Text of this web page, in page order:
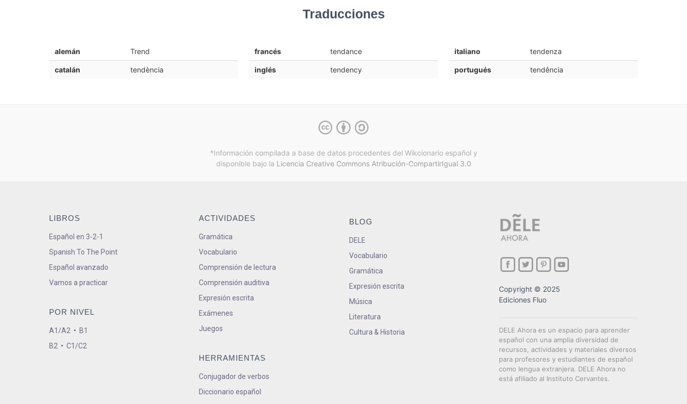
Traducciones
alemán Trend
catalán tendència
francés tendance
inglés tendency
italiano tendenza
portugués tendência
*Información compilada a base de datos procedentes del Wikcionario español y
disponible bajo la Licencia Creative Commons Atribución-CompartirIgual 3.0
LIBROS
Español en 3-2-1
Spanish To The Point
Español avanzado
Vamos a practicar
POR NIVEL
A1/A2 • B1
B2 • C1/C2
ACTIVIDADES
Gramática
Vocabulario
Comprensión de lectura
Comprensión auditiva
Expresión escrita
Exámenes
Juegos
HERRAMIENTAS
Conjugador de verbos
Diccionario español
BLOG
DELE
Vocabulario
Gramática
Expresión escrita
Música
Literatura
Cultura & Historia
Copyright © 2025
Ediciones Fluo
DELE Ahora es un espacio para aprender
español con una amplia diversidad de
recursos, actividades y materiales diversos
para profesores y estudiantes de español
como lengua extranjera. DELE Ahora no
está afiliado al Instituto Cervantes.